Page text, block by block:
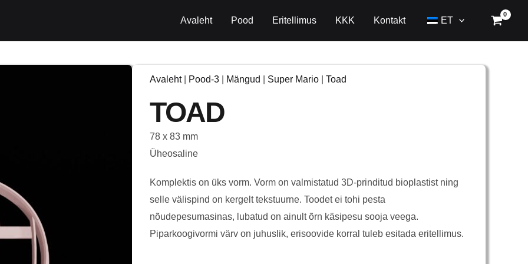
Avaleht Pood Eritellimus KKK Kontakt ET
Avaleht Pood-3 Mängud Super Mario Toad
TOAD
78 x 83 mm
Üheosaline
Komplektis on üks vorm. Vorm on valmistatud 3D-prinditud bioplastist ning
selle välispind on kergelt tekstuurne. Toodet ei tohi pesta
nõudepesumasinas, lubatud on ainult õrn käsipesu sooja veega.
Piparkoogivormi värv on juhuslik, erisoovide korral tuleb esitada eritellimus.